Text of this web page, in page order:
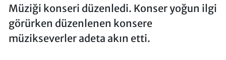
Müziği konseri düzenledi. Konser yoğun ilgi
görürken düzenlenen konsere
müzikseverler adeta akın etti.